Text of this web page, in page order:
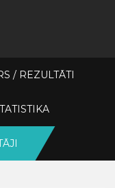
/ REZULTĀTI